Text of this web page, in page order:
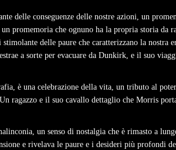
delle conseguenze delle nostre azioni, un
promemoria che ognuno ha la propria storia da
delle paure che caratterizzano la
a sorte per evacuare da Dunkirk, e il suo
è una celebrazione della vita, un tributo al
ragazzo e il suo cavallo dettaglio che Morris
un senso di nostalgia che è rimasto a
e rivelava le paure e i desideri più profondi